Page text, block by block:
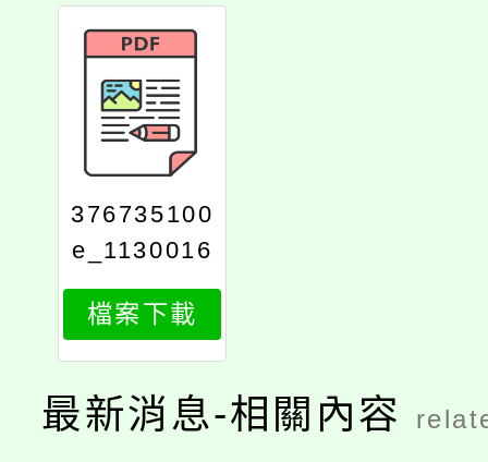
376735100
e_1130016
6181_attac
h1
檔案下載
最新消息-相關內容